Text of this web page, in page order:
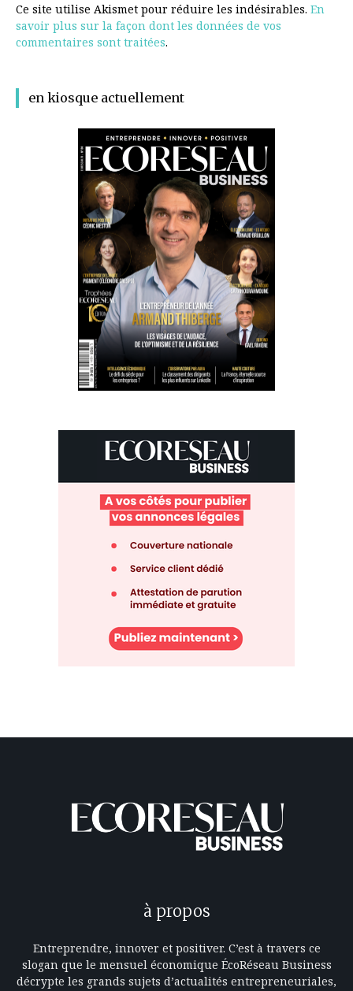
Ce site utilise Akismet pour réduire les indésirables. En
savoir plus sur la façon dont les données de vos
commentaires sont traitées.
en kiosque actuellement
à propos
Entreprendre, innover et positiver. C’est à travers ce
slogan que le mensuel économique ÉcoRéseau Business
décrypte les grands sujets d’actualités entrepreneuriales,